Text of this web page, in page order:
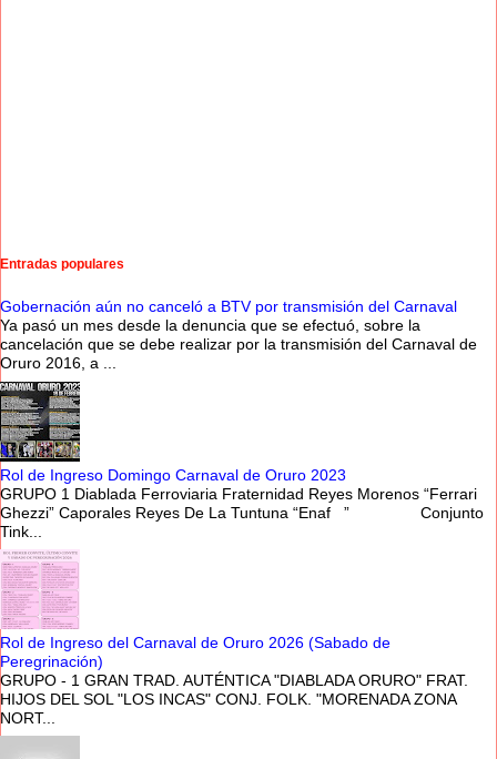
Entradas populares
Gobernación aún no canceló a BTV por transmisión del Carnaval
Ya pasó un mes desde la denuncia que se efectuó, sobre la
cancelación que se debe realizar por la transmisión del Carnaval de
Oruro 2016, a ...
Rol de Ingreso Domingo Carnaval de Oruro 2023
GRUPO 1 Diablada Ferroviaria Fraternidad Reyes Morenos “Ferrari
Ghezzi” Caporales Reyes De La Tuntuna “Enaf ” Conjunto
Tink...
Rol de Ingreso del Carnaval de Oruro 2026 (Sabado de
Peregrinación)
GRUPO - 1 GRAN TRAD. AUTÉNTICA "DIABLADA ORURO" FRAT.
HIJOS DEL SOL "LOS INCAS" CONJ. FOLK. "MORENADA ZONA
NORT...